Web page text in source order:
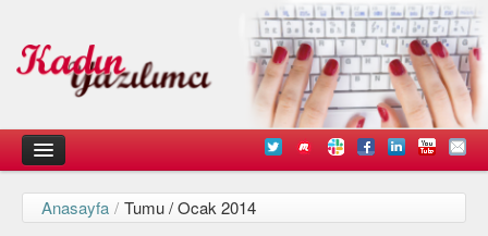
Kadın
Anasayfa / Tumu / Ocak 2014